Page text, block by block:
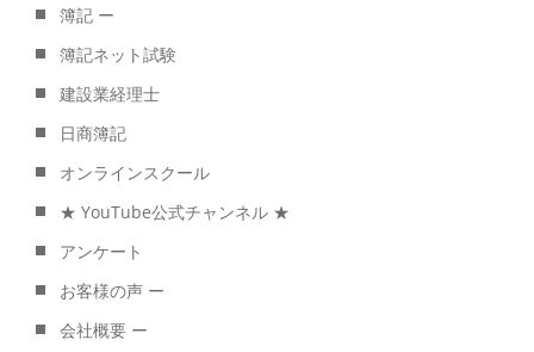
簿記 ー
簿記ネット試験
建設業経理士
日商簿記
オンラインスクール
★ YouTube公式チャンネル ★
アンケート
お客様の声 ー
会社概要 ー